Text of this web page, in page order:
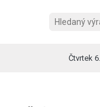
Čtvrtek